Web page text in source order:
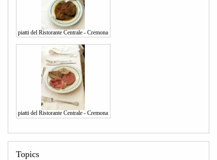
piatti del Ristorante Centrale - Cremona
piatti del Ristorante Centrale - Cremona
Topics